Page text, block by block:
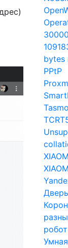
bytes
PPtP
Дверь